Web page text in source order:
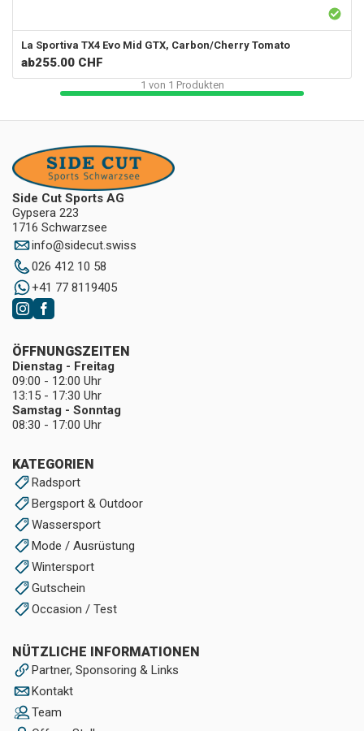
La Sportiva TX4 Evo Mid GTX, Carbon/Cherry Tomato
ab255.00 CHF
1 von 1 Produkten
Side Cut Sports AG
Gypsera 223
1716 Schwarzsee
info@sidecut.swiss
026 412 10 58
+41 77 8119405
KATEGORIEN
Radsport
Bergsport & Outdoor
Wassersport
Mode / Ausrüstung
Wintersport
Gutschein
Occasion / Test
NÜTZLICHE INFORMATIONEN
Partner, Sponsoring & Links
Kontakt
Team
ÖFFNUNGSZEITEN
Dienstag - Freitag
09:00 - 12:00 Uhr
13:15 - 17:30 Uhr
Samstag - Sonntag
08:30 - 17:00 Uhr